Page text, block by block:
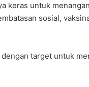
keras untuk
sosial,
target untuk